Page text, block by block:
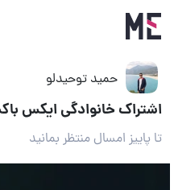
حمید توحیدلو
اشتراک خانوادگی ایکس
تا پاییز امسال منتظر بمانید